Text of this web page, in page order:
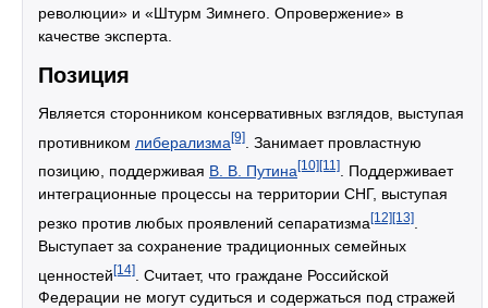
революции» и «Штурм Зимнего. Опровержение» в
качестве эксперта.
Позиция
Является сторонником консервативных взглядов, выступая
противником либерализма[9]
. Занимает провластную
позицию, поддерживая В. В. Путина [10] [11]
. Поддерживает
интеграционные процессы на территории СНГ, выступая
резко против любых проявлений сепаратизма[12][13]
Выступает за сохранение традиционных семейных
ценностей[14]
. Считает, что граждане Российской
Федерации не могут судиться и содержаться под стражей